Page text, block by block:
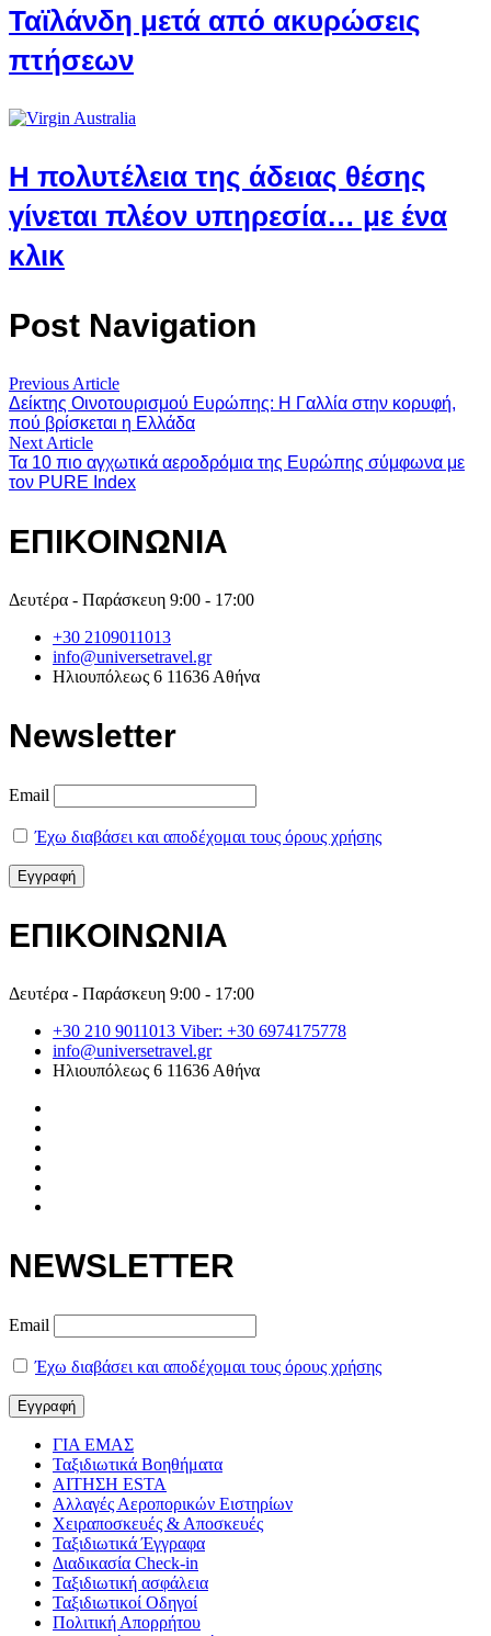
Ταϊλάνδη μετά από ακυρώσεις
πτήσεων
Η πολυτέλεια της άδειας θέσης
γίνεται πλέον υπηρεσία… με ένα
κλικ
Post Navigation
Previous Article
Δείκτης Οινοτουρισμού Ευρώπης: Η Γαλλία στην κορυφή,
πού βρίσκεται η Ελλάδα
Next Article
Τα 10 πιο αγχωτικά αεροδρόμια της Ευρώπης σύμφωνα με
τον PURE Index
ΕΠΙΚΟΙΝΩΝΙΑ
Δευτέρα - Παράσκευη 9:00 - 17:00
+30 2109011013
info@universetravel.gr
Ηλιουπόλεως 6 11636 Αθήνα
Newsletter
Email
Έχω διαβάσει και αποδέχομαι τους όρους χρήσης
ΕΠΙΚΟΙΝΩΝΙΑ
Δευτέρα - Παράσκευη 9:00 - 17:00
+30 210 9011013 Viber: +30 6974175778
info@universetravel.gr
Ηλιουπόλεως 6 11636 Αθήνα
NEWSLETTER
Email
Έχω διαβάσει και αποδέχομαι τους όρους χρήσης
ΓΙΑ ΕΜΑΣ
Ταξιδιωτικά Βοηθήματα
ΑΙΤΗΣΗ ESTA
Αλλαγές Αεροπορικών Ειστηρίων
Χειραποσκευές & Αποσκευές
Ταξιδιωτικά Έγγραφα
Διαδικασία Check-in
Ταξιδιωτική ασφάλεια
Ταξιδιωτικοί Οδηγοί
Πολιτική Απορρήτου